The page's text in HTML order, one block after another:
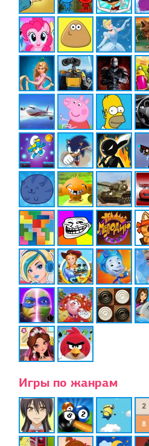
Игры по жанрам